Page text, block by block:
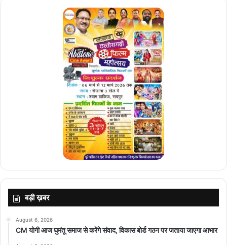
बड़ी ख़बर
August 6, 2026
CM योगी आज घुमंतू समाज से करेंगे संवाद, विकास बोर्ड गठन पर जताया जाएगा आभार